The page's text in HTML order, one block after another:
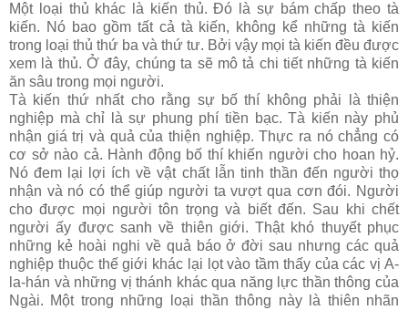
Một loại thủ khác là kiến thủ. Ðó là sự bám chấp theo tà
kiến. Nó bao gồm tất cả tà kiến, không kể những tà kiến
trong loại thủ thứ ba và thứ tư. Bởi vậy mọi tà kiến đều được
xem là thủ. Ở đây, chúng ta sẽ mô tả chi tiết những tà kiến
ăn sâu trong mọi người.
Tà kiến thứ nhất cho rằng sự bố thí không phải là thiện
nghiệp mà chỉ là sự phung phí tiền bạc. Tà kiến này phủ
nhận giá trị và quả của thiện nghiệp. Thực ra nó chẳng có
cơ sở nào cả. Hành động bố thí khiến người cho hoan hỷ.
Nó đem lại lợi ích về vật chất lẫn tinh thần đến người thọ
nhận và nó có thể giúp người ta vượt qua cơn đói. Người
cho được mọi người tôn trọng và biết đến. Sau khi chết
người ấy được sanh về thiên giới. Thật khó thuyết phục
những kẻ hoài nghi về quả báo ở đời sau nhưng các quả
nghiệp thuộc thế giới khác lại lọt vào tầm thấy của các vị A-
la-hán và những vị thánh khác qua năng lực thần thông của
Ngài. Một trong những loại thần thông này là thiên nhãn